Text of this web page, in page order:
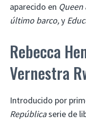
aparecido en Queen
último barco,y
Rebecca
Vernestra
Introducido por
Repúblicaserie de